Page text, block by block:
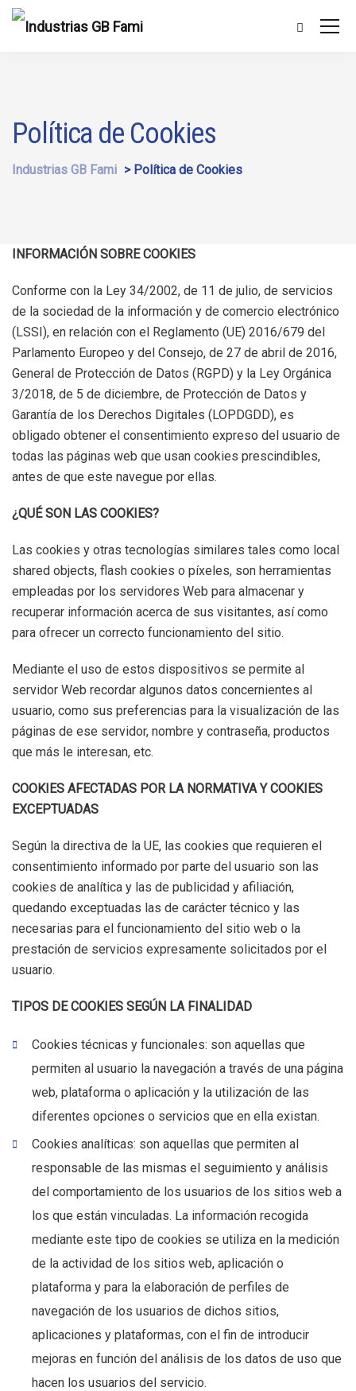
Política de Cookies
Industrias GB Fami > Política de Cookies
INFORMACIÓN SOBRE COOKIES
Conforme con la Ley 34/2002, de 11 de julio, de servicios
de la sociedad de la información y de comercio electrónico
(LSSI), en relación con el Reglamento (UE) 2016/679 del
Parlamento Europeo y del Consejo, de 27 de abril de 2016,
General de Protección de Datos (RGPD) y la Ley Orgánica
3/2018, de 5 de diciembre, de Protección de Datos y
Garantía de los Derechos Digitales (LOPDGDD), es
obligado obtener el consentimiento expreso del usuario de
todas las páginas web que usan cookies prescindibles,
antes de que este navegue por ellas.
¿QUÉ SON LAS COOKIES?
Las cookies y otras tecnologías similares tales como local
shared objects, flash cookies o píxeles, son herramientas
empleadas por los servidores Web para almacenar y
recuperar información acerca de sus visitantes, así como
para ofrecer un correcto funcionamiento del sitio.
Mediante el uso de estos dispositivos se permite al
servidor Web recordar algunos datos concernientes al
usuario, como sus preferencias para la visualización de las
páginas de ese servidor, nombre y contraseña, productos
que más le interesan, etc.
COOKIES AFECTADAS POR LA NORMATIVA Y COOKIES
EXCEPTUADAS
Según la directiva de la UE, las cookies que requieren el
consentimiento informado por parte del usuario son las
cookies de analítica y las de publicidad y afiliación,
quedando exceptuadas las de carácter técnico y las
necesarias para el funcionamiento del sitio web o la
prestación de servicios expresamente solicitados por el
usuario.
TIPOS DE COOKIES SEGÚN LA FINALIDAD
Cookies técnicas y funcionales: son aquellas que
permiten al usuario la navegación a través de una página
web, plataforma o aplicación y la utilización de las
diferentes opciones o servicios que en ella existan.
Cookies analíticas: son aquellas que permiten al
responsable de las mismas el seguimiento y análisis
del comportamiento de los usuarios de los sitios web a
los que están vinculadas. La información recogida
mediante este tipo de cookies se utiliza en la medición
de la actividad de los sitios web, aplicación o
plataforma y para la elaboración de perfiles de
navegación de los usuarios de dichos sitios,
aplicaciones y plataformas, con el fin de introducir
mejoras en función del análisis de los datos de uso que
hacen los usuarios del servicio.